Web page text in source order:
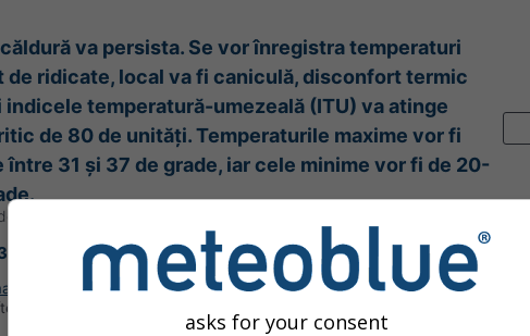
va persista. Se vor înregistra temperaturi
de ridicate, local va fi caniculă, disconfort termic
indicele temperatură-umezeală (ITU) va atinge
de 80 de unități. Temperaturile maxime vor fi
între 31 și 37 de grade, iar cele minime vor fi de 20-
figyelmeztetés
(6 órája)IgHolnap10:00 (16 óra múlva)
Administratiei Nationale de Meteorologie
asks for your consent